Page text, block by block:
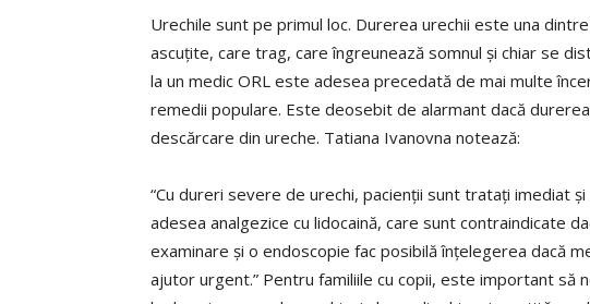
Urechile sunt pe primul loc. Durerea urechii este una
ascuțite, care trag, care îngreunează somnul și chiar se
la un medic ORL este adesea precedată de mai multe
remedii populare. Este deosebit de alarmant dacă
descărcare din ureche. Tatiana Ivanovna notează:
“Cu dureri severe de urechi, pacienții sunt tratați imediat
adesea analgezice cu lidocaină, care sunt contraindicate
examinare și o endoscopie fac posibilă înțelegerea dacă
ajutor urgent.” Pentru familiile cu copii, este important să